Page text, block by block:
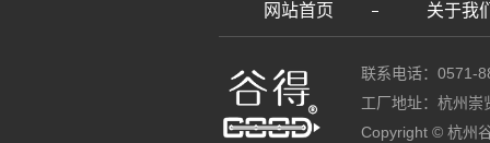
网站首页 关于我
联系电话：0571-
工厂地址：杭州崇
Copyright © 杭州